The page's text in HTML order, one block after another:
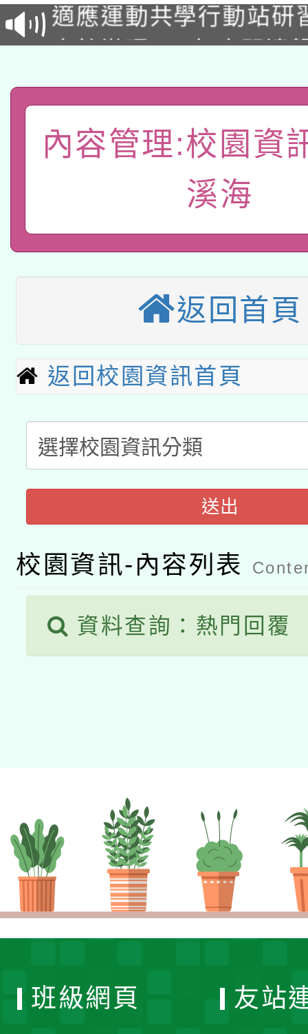
招甄選結果公告(無人
招)
適應運動共學行動站研
本館辦理115年度閱讀
暨閱讀推動專業研習
科技賦能─人工智慧
「數位內容與教學軟體
有關大陸委員會函釋公
業技術研究院辦理「
用水績優單位及節水達
115年8月22日(星期六
桃園市孔廟祈福系列
開 智慧啟航」
2026年桃園地景藝術
本校115學年度第2次
招甄選結果公告(無人
招)
適應運動共學行動站研
本館辦理115年度閱讀
暨閱讀推動專業研習
科技賦能─人工智慧
礎課程
A3數位素養講師名單
「數位內容與教學軟體
pilot」
有關大陸委員會函釋公
薪期間赴陸應申請許可
轉知經濟部水利署委託
業技術研究院辦理「
用水績優單位及節水達
115年8月22日(星期六
桃園市孔廟祈福系列
2026年桃園地景藝術
內容管理:校園資
溪海
返回首頁
返回校園資訊首頁
送出
校園資訊-內容列表
資料查詢：熱門回覆
班級網頁 友站